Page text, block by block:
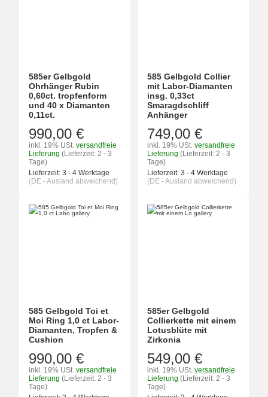
585er Gelbgold
Ohrhänger Rubin
0,60ct. tropfenform
und 40 x Diamanten
0,11ct.
990,00 €
inkl. 19% USt. versandfreie
Lieferung (Lieferzeit: 2 - 3
Tage)
Lieferzeit: 3 - 4 Werktage
(DE - Ausland abweichend)
585 Gelbgold Collier
mit Labor-Diamanten
insg. 0,33ct
Smaragdschliff
Anhänger
749,00 €
inkl. 19% USt. versandfreie
Lieferung (Lieferzeit: 2 - 3
Tage)
Lieferzeit: 3 - 4 Werktage
(DE - Ausland abweichend)
585 Gelbgold Toi et
Moi Ring 1,0 ct Labor-
Diamanten, Tropfen &
Cushion
990,00 €
inkl. 19% USt. versandfreie
Lieferung (Lieferzeit: 2 - 3
Tage)
585er Gelbgold
Collierkette mit einem
Lotusblüte mit
Zirkonia
549,00 €
inkl. 19% USt. versandfreie
Lieferung (Lieferzeit: 2 - 3
Tage)